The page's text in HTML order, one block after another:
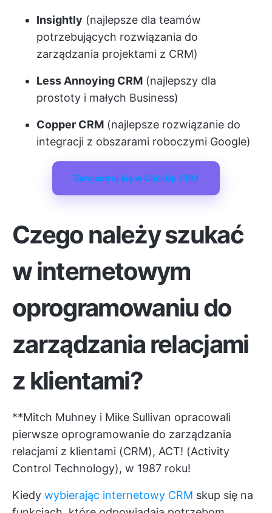
Insightly (najlepsze dla teamów
potrzebujących rozwiązania do
zarządzania projektami z CRM)
Less Annoying CRM (najlepszy dla
prostoty i małych Business)
Copper CRM (najlepsze rozwiązanie do
integracji z obszarami roboczymi Google)
Zarejestruj się w ClickUp CRM
Czego należy szukać
w internetowym
oprogramowaniu do
zarządzania relacjami
z klientami?
**Mitch Muhney i Mike Sullivan opracowali
pierwsze oprogramowanie do zarządzania
relacjami z klientami (CRM), ACT! (Activity
Control Technology), w 1987 roku!
Kiedy wybierając internetowy CRM skup się na